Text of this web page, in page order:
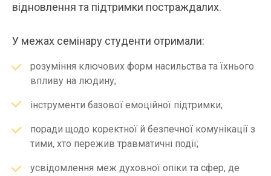
відновлення та підтримки постраждалих.
У межах семінару студенти отримали:
розуміння ключових форм насильства та їхнього
впливу на людину;
інструменти базової емоційної підтримки;
поради щодо коректної й безпечної комунікації з
тими, хто пережив травматичні події;
усвідомлення меж духовної опіки та сфер, де